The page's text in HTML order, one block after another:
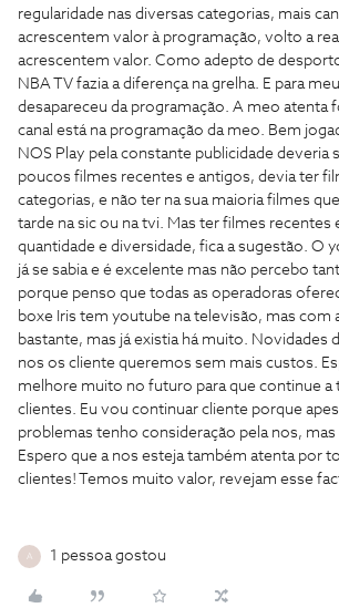
regularidade nas diversas categorias, mais
acrescentem valor à programação, volto a
acrescentem valor. Como adepto de
NBA TV fazia a diferença na grelha. E para
desapareceu da programação. A meo atenta
canal está na programação da meo. Bem
NOS Play pela constante publicidade deveria
poucos filmes recentes e antigos, devia ter
categorias, e não ter na sua maioria filmes
tarde na sic ou na tvi. Mas ter filmes recentes
quantidade e diversidade, fica a sugestão. O
já se sabia e é excelente mas não percebo
porque penso que todas as operadoras
boxe Iris tem youtube na televisão, mas com
bastante, mas já existia há muito. Novidades
nos os cliente queremos sem mais custos.
melhore muito no futuro para que continue a
clientes. Eu vou continuar cliente porque
problemas tenho consideração pela nos,
Espero que a nos esteja também atenta por
clientes! Temos muito valor, revejam esse
A 1 pessoa gostou